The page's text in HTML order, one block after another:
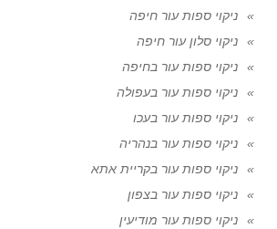
ניקוי ספות עור חיפה
ניקוי סלון עור חיפה
ניקוי ספות עור בחיפה
ניקוי ספות עור בעפולה
ניקוי ספות עור בעכו
ניקוי ספות עור בנהריה
ניקוי ספות עור בקריית אתא
ניקוי ספות עור בצפון
ניקוי ספות עור מודיעין